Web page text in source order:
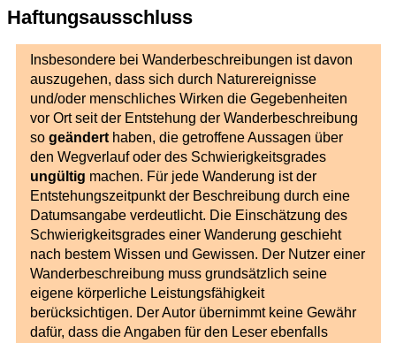
Haftungsausschluss
Insbesondere bei Wanderbeschreibungen ist davon
auszugehen, dass sich durch Naturereignisse
und/oder menschliches Wirken die Gegebenheiten
vor Ort seit der Entstehung der Wanderbeschreibung
so geändert haben, die getroffene Aussagen über
den Wegverlauf oder des Schwierigkeitsgrades
ungültig machen. Für jede Wanderung ist der
Entstehungszeitpunkt der Beschreibung durch eine
Datumsangabe verdeutlicht. Die Einschätzung des
Schwierigkeitsgrades einer Wanderung geschieht
nach bestem Wissen und Gewissen. Der Nutzer einer
Wanderbeschreibung muss grundsätzlich seine
eigene körperliche Leistungsfähigkeit
berücksichtigen. Der Autor übernimmt keine Gewähr
dafür, dass die Angaben für den Leser ebenfalls